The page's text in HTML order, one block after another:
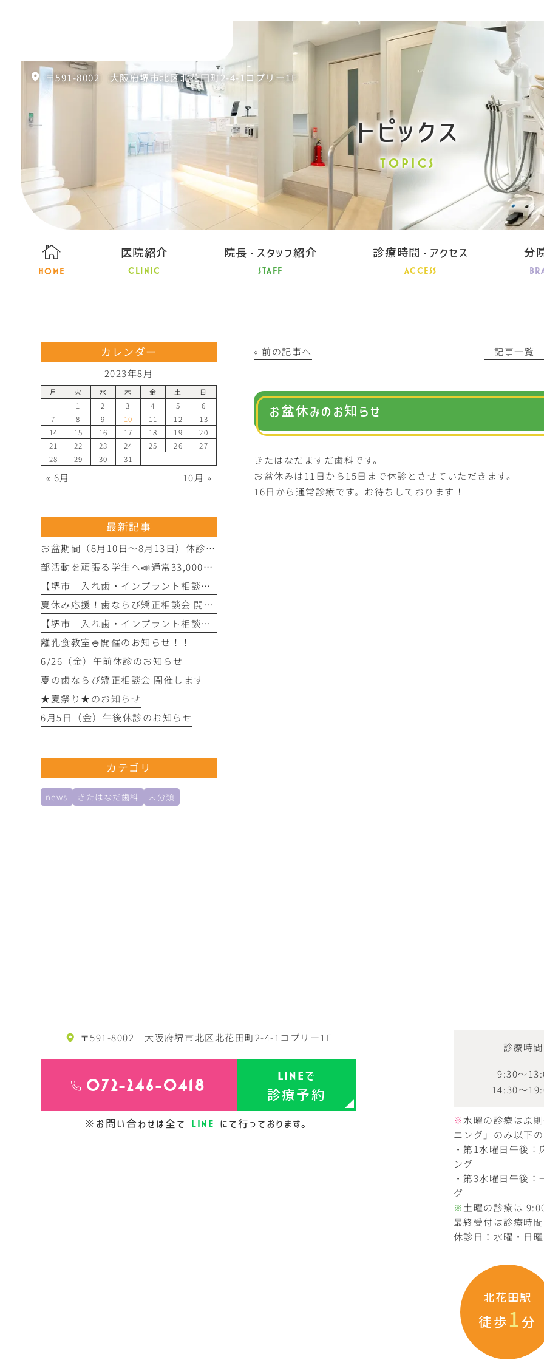
〒591-8002 大阪府堺市北区北花田町2-4-1コプリー1F
トピックス
TOPICS
HOME
医院紹介
CLINIC
院長・スタッフ紹介
STAFF
診療時間・アクセス
ACCESS
分
« 前の記事へ │記事一覧│
お盆休みのお知らせ
きたはなだますだ歯科です。
お盆休みは11日から15日まで休診とさせていただきます。
16日から通常診療です。お待ちしております！
カレンダー
2023年8月
月 火 水 木 金 土 日
1 2 3 4 5
6
7
8 9 10 11 12
13
14
15 16 17 18 19
20
21
22 23 24 25 26
27
28
29 30 31
« 6月 10月 »
最新記事
お盆期間（8月10日～8月13日）休診のお知らせ
部活動を頑張る学生へ📣通常33,000円の検査診断料を全額免除！！
【堺市 入れ歯・インプラント相談会開催！】
夏休み応援！歯ならび矯正相談会 開催します
【堺市 入れ歯・インプラント相談会開催！】
離乳食教室🍚開催のお知らせ！！
6/26（金）午前休診のお知らせ
夏の歯ならび矯正相談会 開催します
★夏祭り★のお知らせ
6月5日（金）午後休診のお知らせ
カテゴリ
news きたはなだ歯科 未分類
〒591-8002 大阪府堺市北区北花田町2-4-1コプリー1F
072-246-0418 LINE で
診療予約
※お問い合わせは全て LINE にて行っております。
診療時間
9:30～
14:30～
※水曜の診療は原
ニング」のみ以下
・第1水曜日午後
ング
・第3水曜日午後
グ
※土曜の診療は
最終受付は診療時
休診日：水曜・日
北花田駅
徒歩 1分